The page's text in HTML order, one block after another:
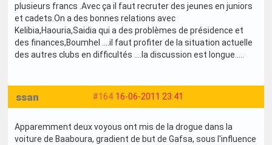
plusieurs francs .Avec ça il faut recruter des jeunes en juniors
et cadets.On a des bonnes relations avec
Kelibia,Haouria,Saidia qui a des problèmes de présidence et
des finances,Boumhel ....il faut profiter de la situation actuelle
des autres clubs en difficultés ....la discussion est longue.....
#164 16-06-2011 23:41
ssan
Apparemment deux voyous ont mis de la drogue dans la
voiture de Baaboura, gradient de but de Gafsa, sous l'influence